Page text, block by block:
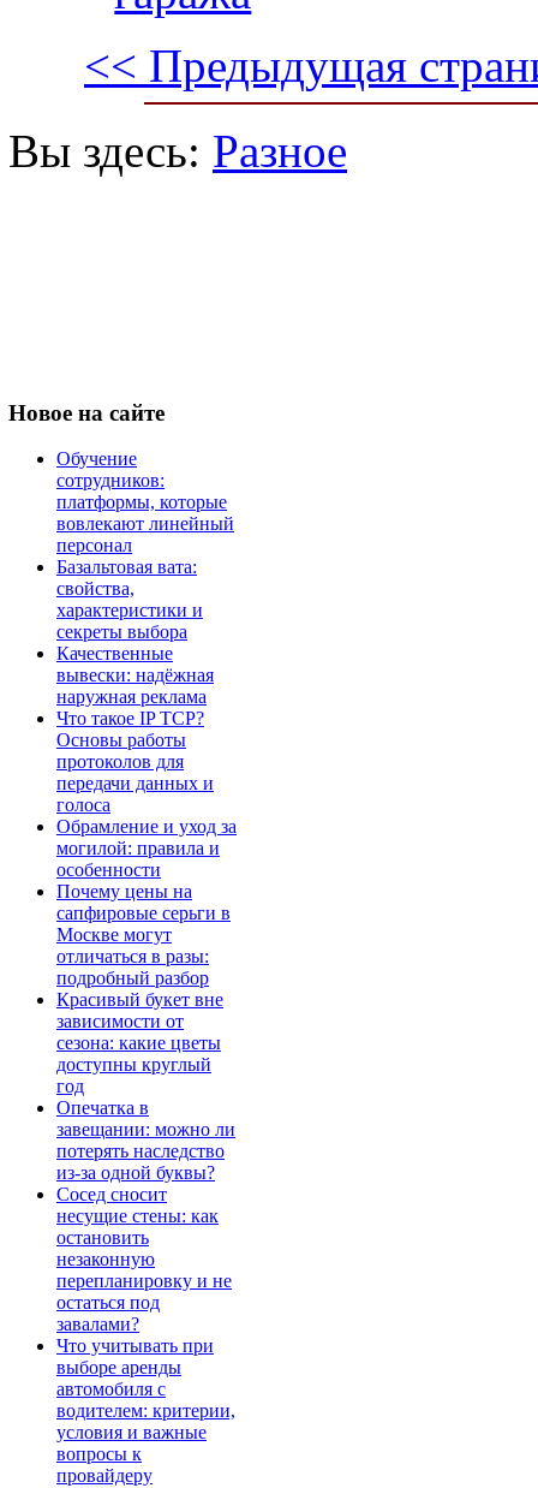
<< Предыдущая
Вы здесь: Разное
Новое на сайте
Обучение
сотрудников:
платформы, которые
вовлекают линейный
персонал
Базальтовая вата:
свойства,
характеристики и
секреты выбора
Качественные
вывески: надёжная
наружная реклама
Что такое IP TCP?
Основы работы
протоколов для
передачи данных и
голоса
Обрамление и уход за
могилой: правила и
особенности
Почему цены на
сапфировые серьги в
Москве могут
отличаться в разы:
подробный разбор
Красивый букет вне
зависимости от
сезона: какие цветы
доступны круглый
год
Опечатка в
завещании: можно ли
потерять наследство
из-за одной буквы?
Сосед сносит
несущие стены: как
остановить
незаконную
перепланировку и не
остаться под
завалами?
Что учитывать при
выборе аренды
автомобиля с
водителем: критерии,
условия и важные
вопросы к
провайдеру